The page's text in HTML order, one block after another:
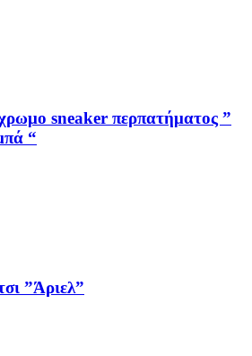
sneaker περπατήματος ”
“
”Άριελ”